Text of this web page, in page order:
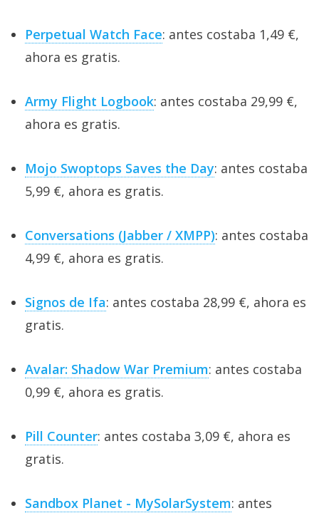
Perpetual Watch Face: antes costaba 1,49 €,
ahora es gratis.
Army Flight Logbook: antes costaba 29,99 €,
ahora es gratis.
Mojo Swoptops Saves the Day: antes costaba
5,99 €, ahora es gratis.
Conversations (Jabber / XMPP): antes costaba
4,99 €, ahora es gratis.
Signos de Ifa: antes costaba 28,99 €, ahora es
gratis.
Avalar: Shadow War Premium: antes costaba
0,99 €, ahora es gratis.
Pill Counter: antes costaba 3,09 €, ahora es
gratis.
Sandbox Planet - MySolarSystem: antes